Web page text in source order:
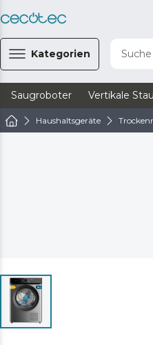
Kategorien
Saugroboter Vertikale
Haushaltsgeräte